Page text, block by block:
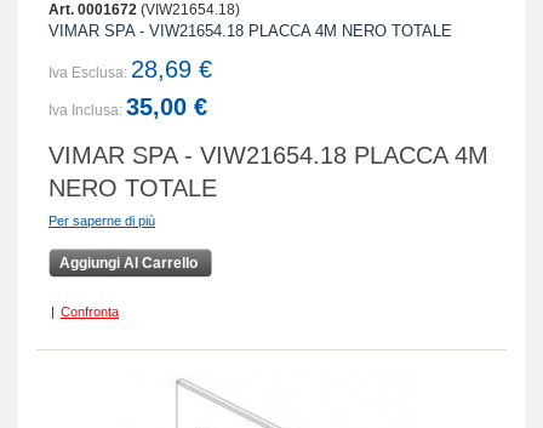
Art. 0001672 (VIW21654.18)
VIMAR SPA - VIW21654.18 PLACCA 4M NERO TOTALE
Iva Esclusa: 28,69 €
Iva Inclusa: 35,00 €
VIMAR SPA - VIW21654.18 PLACCA 4M
NERO TOTALE
Per saperne di più
Aggiungi Al Carrello
| Confronta